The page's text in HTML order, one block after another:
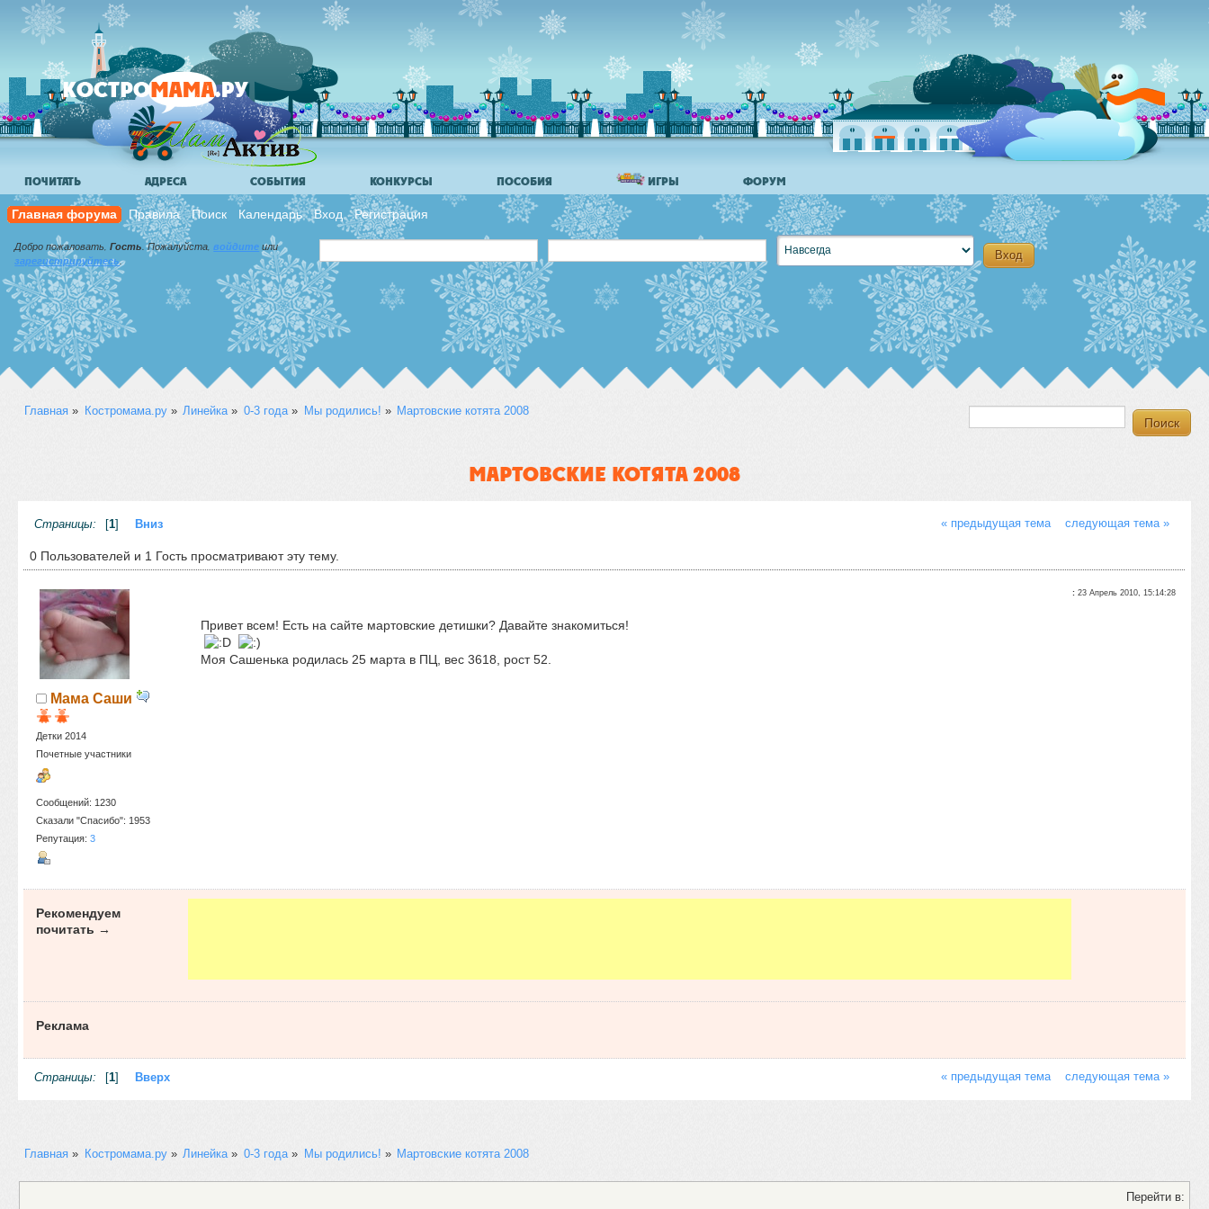
ПОЧИТАТЬ АДРЕСА СОБЫТИЯ КОНКУРСЫ ПОСОБИЯ ИГРЫ ФОРУМ
Главная форума Правила Поиск Календарь Вход Регистрация
Добро пожаловать,Гость. Пожалуйста, войдите или
зарегистрируйтесь.
Главная » Костромама.ру» Линейка» 0-3 года» Мы родились! » Мартовские котята 2008
МАРТОВСКИЕ КОТЯТА 2008
« предыдущая тема следующая тема »
Страницы: 1 Вниз
0 Пользователей и 1 Гость просматривают эту тему.
Мама Саши
Детки 2014
Почетные участники
Сообщений: 1230
Сказали "Спасибо": 1953
Репутация: 3
:23 Апрель 2010, 15:14:28
Привет всем! Есть на сайте мартовские детишки? Давайте знакомиться!
Моя Сашенька родилась 25 марта в ПЦ, вес 3618, рост 52.
Рекомендуем
почитать →
Реклама
« предыдущая тема следующая тема »
Страницы: [1] Вверх
Главная » Костромама.ру» Линейка » 0-3 года» Мы родились! » Мартовские котята 2008
Перейти в: